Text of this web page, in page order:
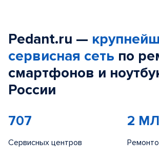
Pedant.ru —
сервисная сеть по
смартфонов и
России
707
Сервисных центров
2